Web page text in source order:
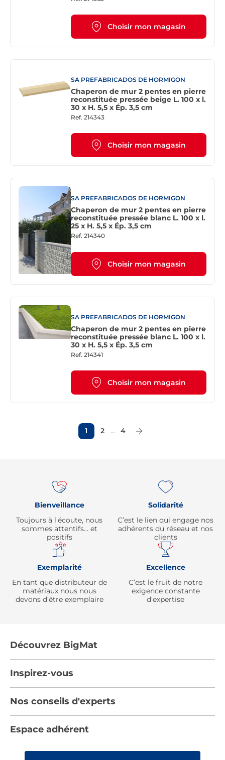
Choisir mon magasin
SA PREFABRICADOS DE HORMIGON
Chaperon de mur 2 pentes en pierre
reconstituée pressée beige L. 100 x l.
30 x H. 5,5 x Ép. 3,5 cm
Ref. 214343
Choisir mon magasin
SA PREFABRICADOS DE HORMIGON
Chaperon de mur 2 pentes en pierre
reconstituée pressée blanc L. 100 x l.
25 x H. 5,5 x Ép. 3,5 cm
Ref. 214340
Choisir mon magasin
SA PREFABRICADOS DE HORMIGON
Chaperon de mur 2 pentes en pierre
reconstituée pressée blanc L. 100 x l.
30 x H. 5,5 x Ép. 3,5 cm
Ref. 214341
Choisir mon magasin
1 2 ... 4
Bienveillance
Toujours à l'écoute, nous
sommes attentifs… et
positifs
Solidarité
C’est le lien qui engage nos
adhérents du réseau et nos
clients
Exemplarité
En tant que distributeur de
matériaux nous nous
devons d’être exemplaire
Excellence
C’est le fruit de notre
exigence constante
d’expertise
Découvrez BigMat
Devenez adhérent
Inspirez-vous
Nos catalogues
Rencontres
Nos conseils d'experts
Espace adhérent